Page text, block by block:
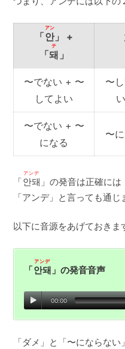
「안
アン
」 +
「돼
テ
」
〜でない + 〜
してよい
〜
〜でない + 〜
になる
〜
「안돼
アンデ
」の発音は正確には
「アンデ」と言っても通じ
以下に音源をあげておきま
「안돼
アンデ
」の発音音声
00:00
「ダメ」と「〜にならな